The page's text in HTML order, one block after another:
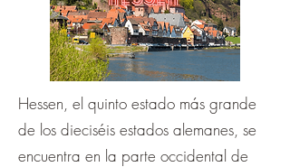
Hessen, el quinto estado más grande
de los dieciséis estados alemanes, se
encuentra en la parte occidental de